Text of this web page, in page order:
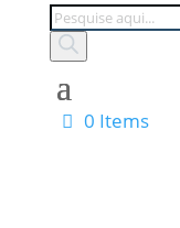
Products
search
0 Items